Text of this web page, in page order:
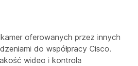
oferowanych przez innych
do współpracy Cisco.
wideo i kontrola